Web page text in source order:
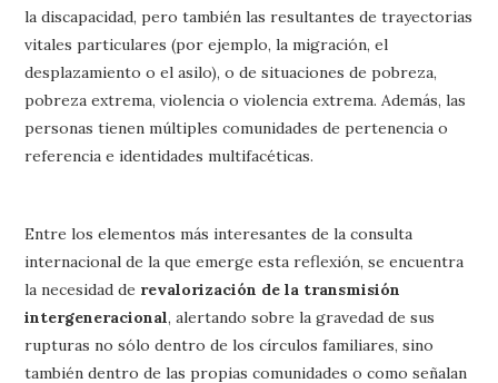
la discapacidad, pero también las resultantes de trayectorias
vitales particulares (por ejemplo, la migración, el
desplazamiento o el asilo), o de situaciones de pobreza,
pobreza extrema, violencia o violencia extrema. Además, las
personas tienen múltiples comunidades de pertenencia o
referencia e identidades multifacéticas.
Entre los elementos más interesantes de la consulta
internacional de la que emerge esta reflexión, se encuentra
la necesidad de revalorización de la transmisión
intergeneracional, alertando sobre la gravedad de sus
rupturas no sólo dentro de los círculos familiares, sino
también dentro de las propias comunidades o como señalan